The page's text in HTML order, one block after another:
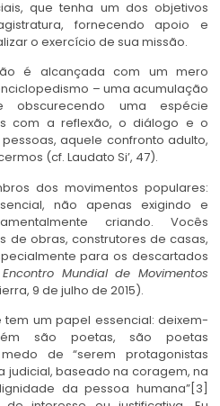
que tenha um dos objetivos
fornecendo apoio e
o exercício de sua missão.
é alcançada com um mero
– uma acumulação
uma espécie
com a reflexão, o diálogo e o
aquele confronto adulto,
(cf. Laudato Si’, 47).
dos movimentos populares:
não apenas exigindo e
criando. Vocês
de obras, construtores de casas,
para os descartados
Mundial de Movimentos
9 de julho de 2015).
um papel essencial: deixem-
são poetas, são poetas
de “serem protagonistas
judicial, baseado na coragem, na
da pessoa humana”[3]